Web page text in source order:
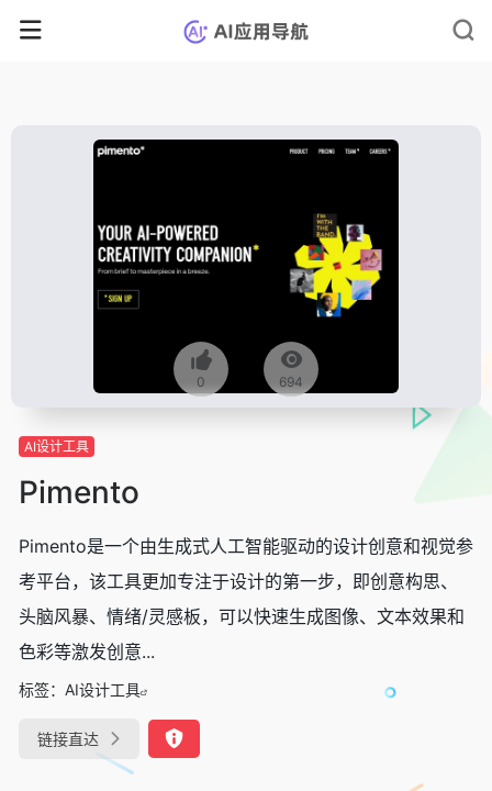
0 694
AI设计工具
Pimento
Pimento是一个由生成式人工智能驱动的设计创意和视觉参
考平台，该工具更加专注于设计的第一步，即创意构思、
头脑风暴、情绪/灵感板，可以快速生成图像、文本效果和
色彩等激发创意...
标签： AI设计工具
链接直达